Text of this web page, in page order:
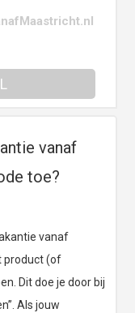
vanaf
toe?
vanaf
product (of
Dit doe je door bij
Als jouw